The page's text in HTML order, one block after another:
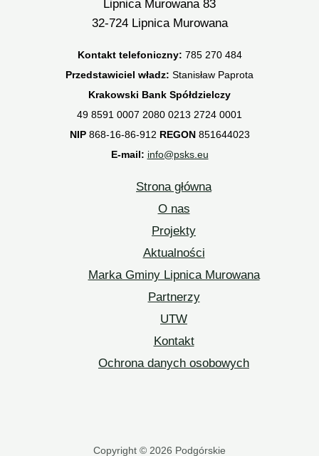
Lipnica Murowana 83
32-724 Lipnica Murowana
Kontakt telefoniczny: 785 270 484
Przedstawiciel władz: Stanisław Paprota
Krakowski Bank Spółdzielczy
49 8591 0007 2080 0213 2724 0001
NIP868-16-86-912 REGON851644023
E-mail: info@psks.eu
Strona główna
O nas
Projekty
Aktualności
Marka Gminy Lipnica Murowana
Partnerzy
UTW
Kontakt
Ochrona danych osobowych
Copyright © 2026 Podgórskie